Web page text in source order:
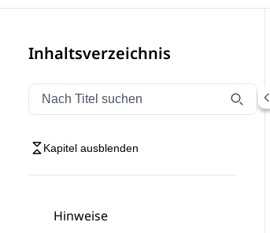
Inhaltsverzeichnis
Navigation nach Titel filtern
Geben Sie Text ein, um
Kapitel ausblenden
Hinweise